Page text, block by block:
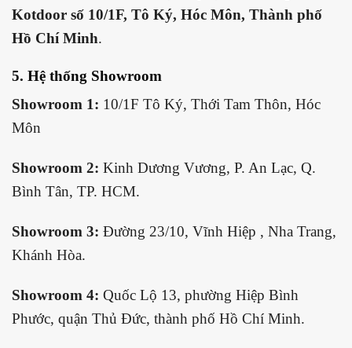
Kotdoor số 10/1F, Tô Ký, Hóc Môn, Thành phố
Hồ Chí Minh.
5. Hệ thống Showroom
Showroom 1: 10/1F Tô Ký, Thới Tam Thôn, Hóc
Môn
Showroom 2: Kinh Dương Vương, P. An Lạc, Q.
Bình Tân, TP. HCM.
Showroom 3: Đường 23/10, Vĩnh Hiệp , Nha Trang,
Khánh Hòa.
Showroom 4: Quốc Lộ 13, phường Hiệp Bình
Phước, quận Thủ Đức, thành phố Hồ Chí Minh.